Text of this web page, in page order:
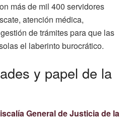
más de mil 400 servidores
atención médica,
de trámites para que las
el laberinto burocrático.
y papel de la
General de Justicia de la